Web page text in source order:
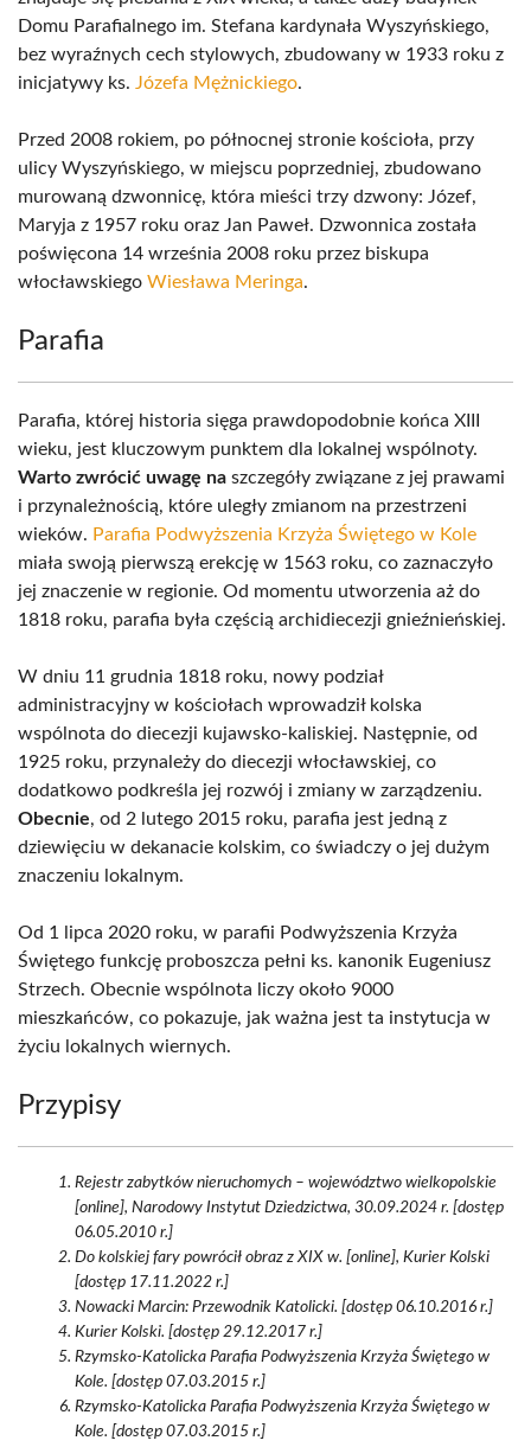
Domu Parafialnego im. Stefana kardynała Wyszyńskiego,
bez wyraźnych cech stylowych, zbudowany w 1933 roku z
inicjatywy ks. Józefa Mężnickiego.
Przed 2008 rokiem, po północnej stronie kościoła, przy
ulicy Wyszyńskiego, w miejscu poprzedniej, zbudowano
murowaną dzwonnicę, która mieści trzy dzwony: Józef,
Maryja z 1957 roku oraz Jan Paweł. Dzwonnica została
poświęcona 14 września 2008 roku przez biskupa
włocławskiego Wiesława Meringa.
Parafia
Parafia, której historia sięga prawdopodobnie końca XIII
wieku, jest kluczowym punktem dla lokalnej wspólnoty.
Warto zwrócić uwagę na szczegóły związane z jej prawami
i przynależnością, które uległy zmianom na przestrzeni
wieków. Parafia Podwyższenia Krzyża Świętego w Kole
miała swoją pierwszą erekcję w 1563 roku, co zaznaczyło
jej znaczenie w regionie. Od momentu utworzenia aż do
1818 roku, parafia była częścią archidiecezji gnieźnieńskiej.
W dniu 11 grudnia 1818 roku, nowy podział
administracyjny w kościołach wprowadził kolska
wspólnota do diecezji kujawsko-kaliskiej. Następnie, od
1925 roku, przynależy do diecezji włocławskiej, co
dodatkowo podkreśla jej rozwój i zmiany w zarządzeniu.
Obecnie, od 2 lutego 2015 roku, parafia jest jedną z
dziewięciu w dekanacie kolskim, co świadczy o jej dużym
znaczeniu lokalnym.
Od 1 lipca 2020 roku, w parafii Podwyższenia Krzyża
Świętego funkcję proboszcza pełni ks. kanonik Eugeniusz
Strzech. Obecnie wspólnota liczy około 9000
mieszkańców, co pokazuje, jak ważna jest ta instytucja w
życiu lokalnych wiernych.
Przypisy
Rejestr zabytków nieruchomych – województwo wielkopolskie
[online], Narodowy Instytut Dziedzictwa, 30.09.2024 r. [dostęp
06.05.2010 r.]
Do kolskiej fary powrócił obraz z XIX w. [online], Kurier Kolski
[dostęp 17.11.2022 r.]
Nowacki Marcin: Przewodnik Katolicki. [dostęp 06.10.2016 r.]
Kurier Kolski. [dostęp 29.12.2017 r.]
Rzymsko-Katolicka Parafia Podwyższenia Krzyża Świętego w
Kole. [dostęp 07.03.2015 r.]
Rzymsko-Katolicka Parafia Podwyższenia Krzyża Świętego w
Kole. [dostęp 07.03.2015 r.]